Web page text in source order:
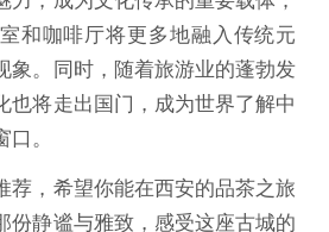
和咖啡厅将更多地融入传统元
象。同时，随着旅游业的蓬勃发
也将走出国门，成为世界了解中
。
荐，希望你能在西安的品茶之旅
份静谧与雅致，感受这座古城的